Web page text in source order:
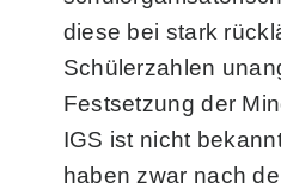
diese bei stark
Schülerzahlen
Festsetzung der
IGS ist nicht
haben zwar nach